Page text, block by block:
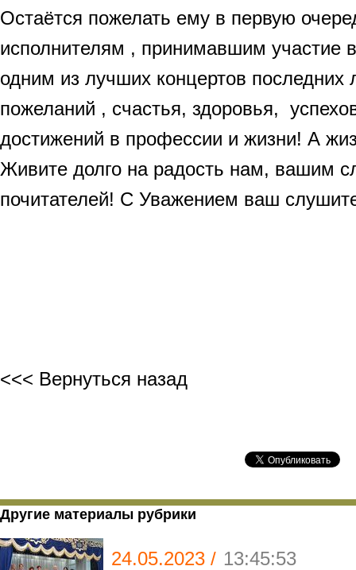
Остаётся пожелать ему в первую
исполнителям , принимавшим участие
одним из лучших концертов
пожеланий , счастья, здоровья,
достижений в профессии и жизни! А
Живите долго на радость нам, вашим
почитателей! С Уважением ваш
<<< Вернуться назад
Другие материалы рубрики
24.05.2023 / 13:45:53